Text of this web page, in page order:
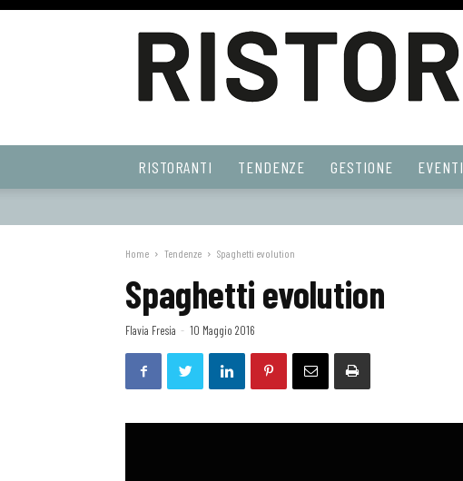
Web
RISTORANTI TENDENZE GESTIONE EVENTI
Home Tendenze Spaghetti evolution
Spaghetti evolution
Flavia Fresia - 10 Maggio 2016